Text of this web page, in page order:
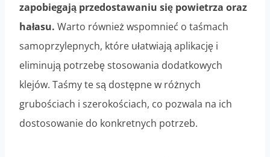
zapobiegają przedostawaniu się powietrza oraz
hałasu. Warto również wspomnieć o taśmach
samoprzylepnych, które ułatwiają aplikację i
eliminują potrzebę stosowania dodatkowych
klejów. Taśmy te są dostępne w różnych
grubościach i szerokościach, co pozwala na ich
dostosowanie do konkretnych potrzeb.